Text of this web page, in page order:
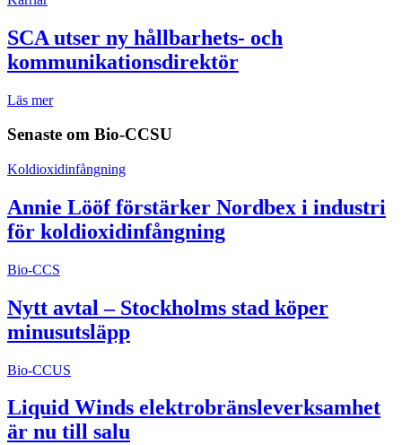
SCA utser ny hållbarhets- och
kommunikationsdirektör
Läs mer
Senaste om Bio-CCSU
Koldioxidinfångning
Annie Lööf förstärker Nordbex i industri
för koldioxidinfångning
Bio-CCS
Nytt avtal – Stockholms stad köper
minusutsläpp
Bio-CCUS
Liquid Winds elektrobränsleverksamhet
är nu till salu